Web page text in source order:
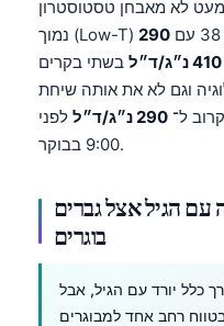
לא מאבחן טסטוסטרון
290
410 נ״ג/ד״ל
בשתי בקרים
וגם לא את אותה שיחת
290 נ״ג/ד״ל
לפני
9:00 בבוקר.
עם הגיל אצל גברים
בוגרים
כלל יורד עם הגיל, אבל
רחב אחד למבוגרים